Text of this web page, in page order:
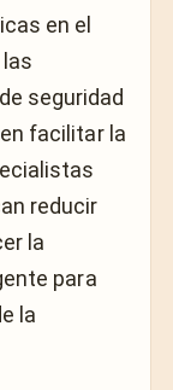
en el
seguridad
facilitar la
reducir
la
para
la